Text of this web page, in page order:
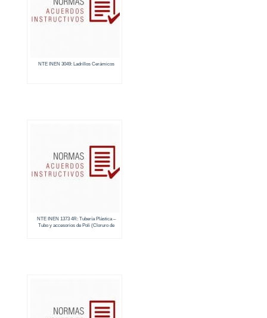
NTE INEN 3049: Ladrillos Cerámicos
NTE INEN 1373 4R: Tubería Plástica –
Tubo y accesorios de Poli (Cloruro de